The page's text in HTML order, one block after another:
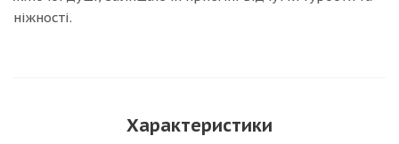
ніжності.
Характеристики